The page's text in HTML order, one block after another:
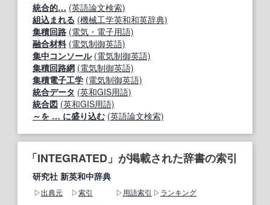
統合的… (英語論文検索)
組込まれる (機械工学英和和英辞典)
集積回路 (電気・電子用語)
融合材料 (電気制御英語)
集中コンソール (電気制御英語)
集積回路網 (電気制御英語)
集積電子工学 (電気制御英語)
統合データ (英和GIS用語)
統合図 (英和GIS用語)
～を … に盛り込む (英語論文検索)
「INTEGRATED」が掲載された辞書の索引
研究社 新英和中辞典
出典元 索引 用語索引
ランキング